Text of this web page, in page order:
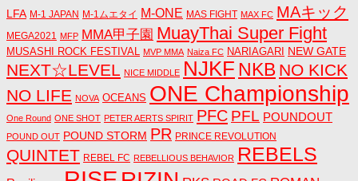
LFA M-1 JAPAN M-1ムエタイ M-ONE MAS FIGHT MAX FC MAキック
MEGA2021 MFP MMA甲子園 MuayThai Super Fight
MUSASHI ROCK FESTIVAL MVP MMA Naiza FC NARIAGARI NEW GATE
NEXT☆LEVEL NICE MIDDLE NJKF NKB NO KICK
NO LIFE NOVA OCEANS ONE Championship
One Round ONE SHOT PETER AERTS SPIRIT PFC PFL POUNDOUT
POUND OUT POUND STORM PR PRINCE REVOLUTION
QUINTET REBEL FC REBELLIOUS BEHAVIOR REBELS